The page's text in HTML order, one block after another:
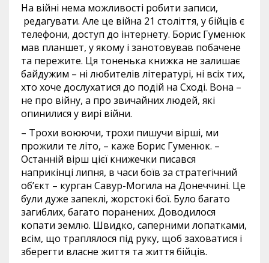
На війні нема можливості робити записи,
редагувати. Але це війна 21 століття, у бійців є
телефони, доступ до інтернету. Борис Гуменюк
мав планшет, у якому і занотовував побачене
та пережите. Ця тоненька книжка не залишає
байдужим – ні любителів літературі, ні всіх тих,
хто хоче дослухатися до подій на Сході. Вона –
не про війну, а про звичайних людей, які
опинилися у вирі війни.
– Трохи воюючи, трохи пишучи вірші, ми
прожили те літо, – каже Борис Гуменюк. –
Останній вірш цієї книжечки писався
наприкінці липня, в часи боїв за стратегічний
об’єкт – курган Савур-Могила на Донеччині. Це
були дуже запеклі, жорстокі бої. Було багато
загиблих, багато поранених. Доводилося
копати землю. Швидко, саперними лопатками,
всім, що траплялося під руку, щоб заховатися і
зберегти власне життя та життя бійців.